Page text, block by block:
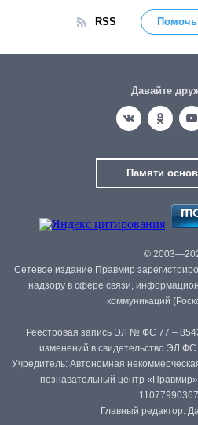
RSS
Давайте
Памяти
©
Сетевое издание Правмир
надзору в сфере связи,
коммуникаций
Реестровая запись ЭЛ № ФС 77 –
изменений в свидетельство ЭЛ ФС
Учредитель: Автономная
познавательный центр
Главный редактор: